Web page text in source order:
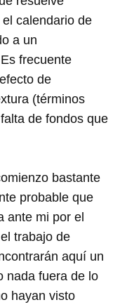
calendario de
a un
frecuente
de
(términos
de fondos que
bastante
probable que
ante mi por el
trabajo de
aquí un
nada fuera de lo
hayan visto